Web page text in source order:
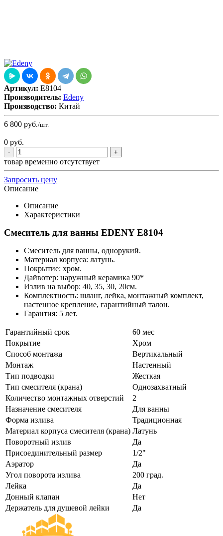
Артикул: E8104
Производитель: Edeny
Производство: Китай
6 800 руб./шт.
0 руб.
- +
товар временно отсутствует
Запросить цену
Описание
Описание
Характеристики
Смеситель для ванны EDENY E8104
Смеситель для ванны, однорукий.
Материал корпуса: латунь.
Покрытие: хром.
Дайвотер: наружный керамика 90*
Излив на выбор: 40, 35, 30, 20см.
Комплектность: шланг, лейка, монтажный комплект,
настенное крепление, гарантийный талон.
Гарантия: 5 лет.
Гарантийный срок
60 мес
Покрытие
Хром
Способ монтажа
Вертикальный
Монтаж
Настенный
Тип подводки
Жесткая
Тип смесителя (крана)
Однозахватный
Количество монтажных отверстий
2
Назначение смесителя
Для ванны
Форма излива
Традиционная
Материал корпуса смесителя (крана) Латунь
Поворотный излив
Да
Присоединительный размер
1/2"
Аэратор
Да
Угол поворота излива
200 град.
Лейка
Да
Донный клапан
Нет
Держатель для душевой лейки
Да